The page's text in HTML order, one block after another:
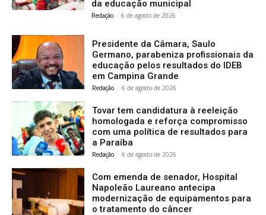
da educação municipal
Redação - 6 de agosto de 2026
Presidente da Câmara, Saulo
Germano, parabeniza profissionais da
educação pelos resultados do IDEB
em Campina Grande
Redação - 6 de agosto de 2026
Tovar tem candidatura à reeleição
homologada e reforça compromisso
com uma política de resultados para
a Paraíba
Redação - 6 de agosto de 2026
Com emenda de senador, Hospital
Napoleão Laureano antecipa
modernização de equipamentos para
o tratamento do câncer